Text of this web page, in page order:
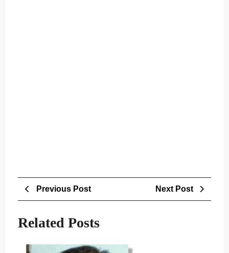
Post
navigation
Previous PostPrevious
Next Post
Related Posts